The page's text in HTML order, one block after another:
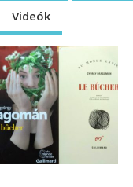
Videók